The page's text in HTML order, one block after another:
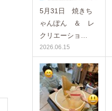
5月31日 焼きち
ゃんぽん ＆ レ
クリエーショ…
2026.06.15